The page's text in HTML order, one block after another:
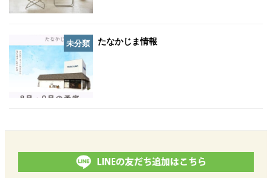
未分類 たなかじま情報